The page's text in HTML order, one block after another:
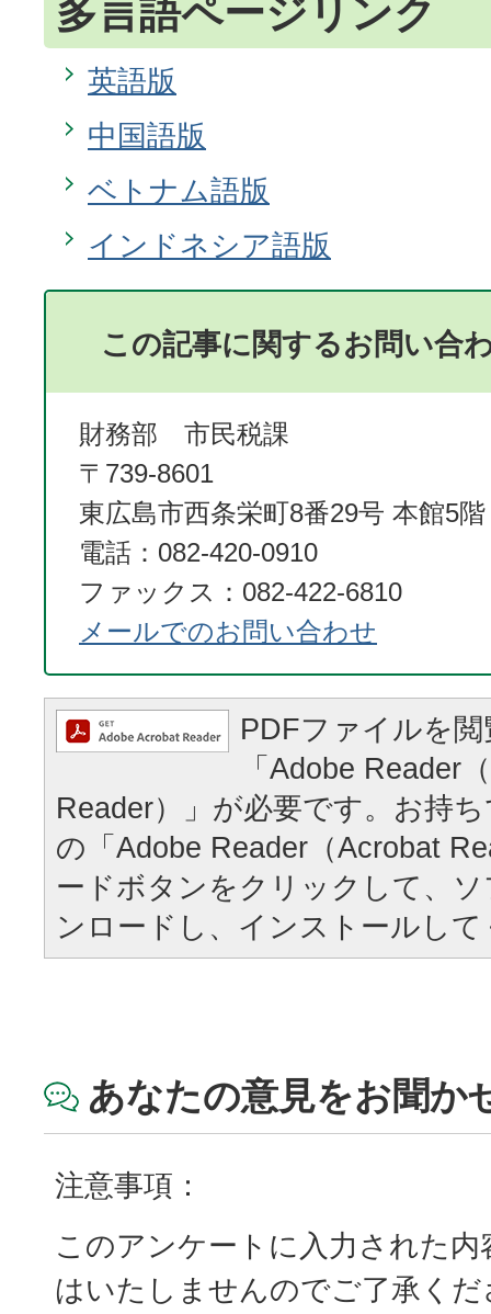
多言語ページリンク
英語版
中国語版
ベトナム語版
インドネシア語版
この記事に関するお問い合
財務部 市民税課
〒739-8601
東広島市西条栄町8番29号 本館5階
電話：082-420-0910
ファックス：082-422-6810
メールでのお問い合わせ
PDFファイルを
「Adobe Reader
Reader）」が必要です。お持
の「Adobe Reader（Acrobat
ードボタンをクリックして、
ンロードし、インストールし
あなたの意見をお聞か
注意事項：
このアンケートに入力された
はいたしませんのでご了承くだ